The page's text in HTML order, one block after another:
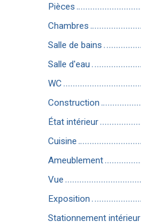
Pièces
Chambres
Salle de bains
Salle d'eau
WC
Construction
État intérieur
Cuisine
Ameublement
Vue
Exposition
Stationnement intérieur